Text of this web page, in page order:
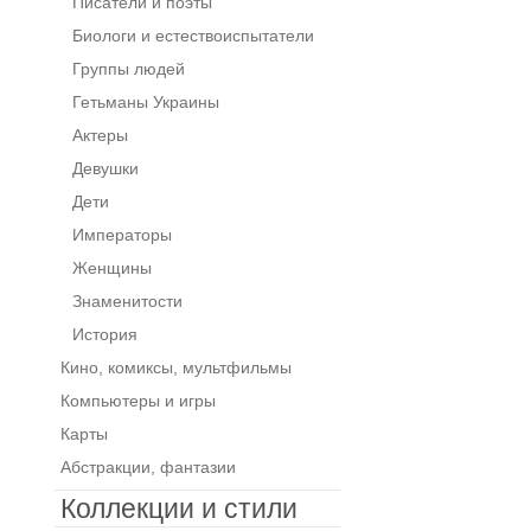
Биологи и естествоиспытатели
Группы людей
Гетьманы Украины
Актеры
Девушки
Дети
Императоры
Женщины
Знаменитости
История
Кино, комиксы, мультфильмы
Компьютеры и игры
Карты
Абстракции, фантазии
Коллекции и стили